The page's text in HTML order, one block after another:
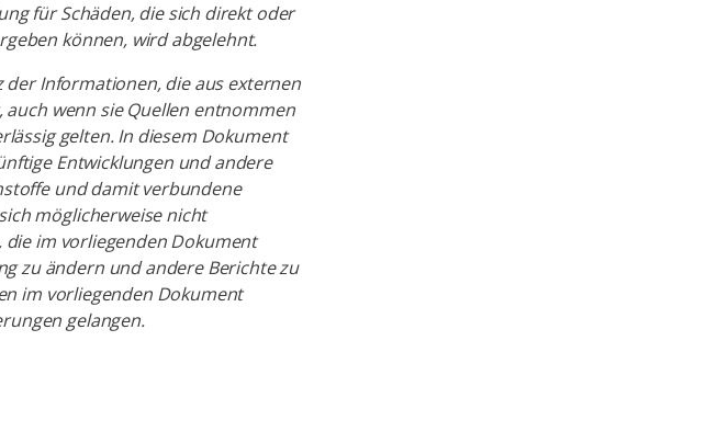
für Schäden, die sich direkt oder
können, wird abgelehnt.
der Informationen, die aus externen
wenn sie Quellen entnommen
gelten. In diesem Dokument
Entwicklungen und andere
und damit verbundene
möglicherweise nicht
die im vorliegenden Dokument
zu ändern und andere Berichte zu
im vorliegenden Dokument
gelangen.